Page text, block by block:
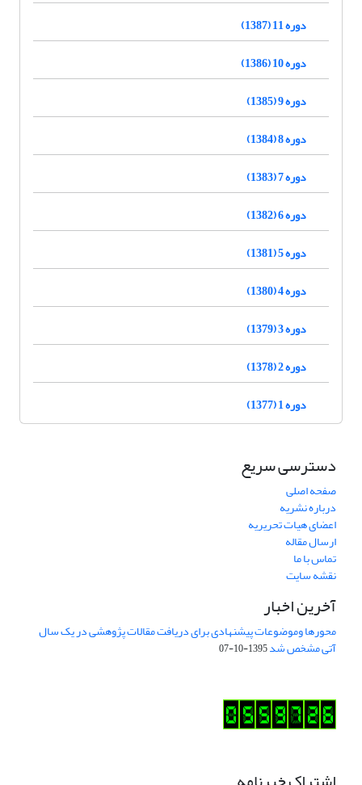
دوره 11 (1387)
دوره 10 (1386)
دوره 9 (1385)
دوره 8 (1384)
دوره 7 (1383)
دوره 6 (1382)
دوره 5 (1381)
دوره 4 (1380)
دوره 3 (1379)
دوره 2 (1378)
دوره 1 (1377)
دسترسی سریع
صفحه اصلی
درباره نشریه
اعضای هیات تحریریه
ارسال مقاله
تماس با ما
نقشه سایت
آخرین اخبار
محورها وموضوعات پیشنهادی برای دریافت مقالات پژوهشی در یک سال
آتی مشخص شد1395-10-07